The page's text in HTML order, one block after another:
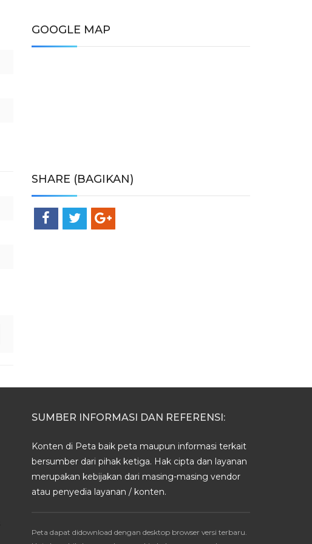
GOOGLE MAP
SHARE (BAGIKAN)
SUMBER INFORMASI DAN REFERENSI:
Konten di Peta baik peta maupun informasi terkait
bersumber dari pihak ketiga. Hak cipta dan layanan
merupakan kebijakan dari masing-masing vendor
atau penyedia layanan / konten.
Peta dapat didownload dengan desktop browser versi terbaru.